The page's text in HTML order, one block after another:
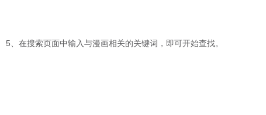
5、在搜索页面中输入与漫画相关的关键词，即可开始查找。